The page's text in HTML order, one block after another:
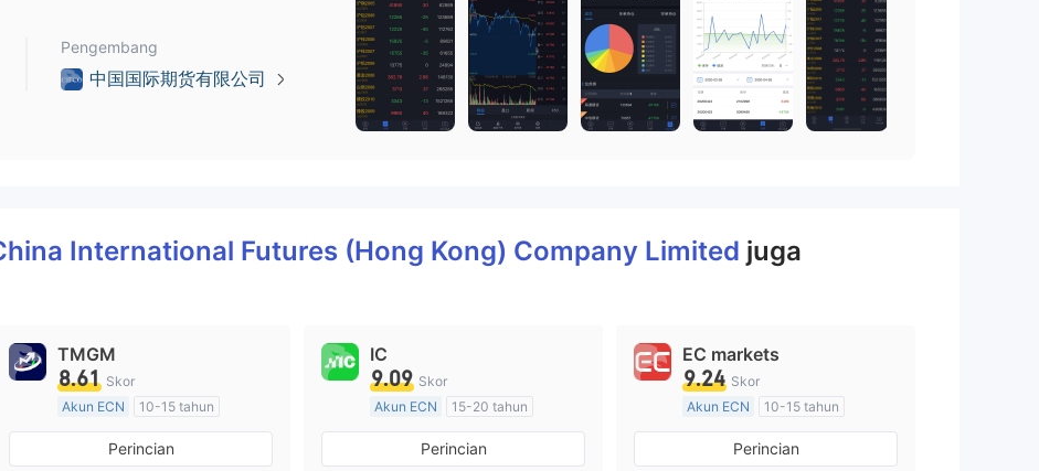
Pengembang
中国国际期货有限公司
International Futures (Hong Kong) Company Limited juga
TMGM
8.61 Skor
Akun ECN
10-15 tahun
Diatur di Australia
Market Maker (MM)
Perincian
IC
9.09 Skor
Akun ECN
15-20 tahun
Diatur di Australia
Market Maker (MM)
Perincian
EC markets
9.24 Skor
Akun ECN
10-15 tahun
Diatur di Australia
Market Maker (MM)
Perincian